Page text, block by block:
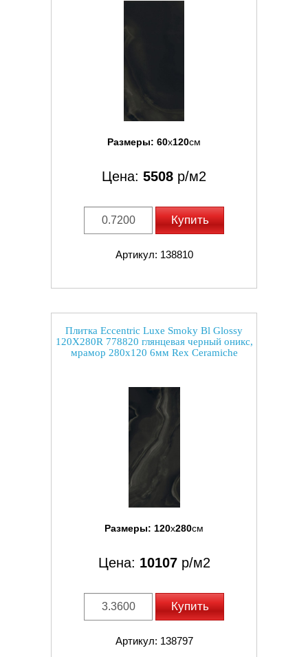
Размеры: 60x120см
Цена: 5508 р/м2
Купить
Артикул: 138810
Плитка Eccentric Luxe Smoky Bl Glossy
120X280R 778820 глянцевая черный оникс,
мрамор 280x120 6мм Rex Ceramiche
Размеры: 120x280см
Цена: 10107р/м2
Купить
Артикул: 138797